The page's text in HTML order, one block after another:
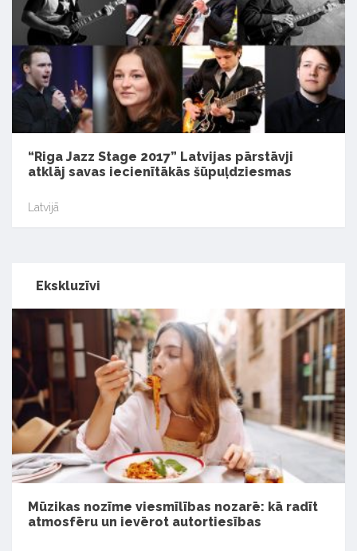
“Riga Jazz Stage 2017” Latvijas pārstāvji
atklāj savas iecienītākās šūpuļdziesmas
Latvijā
Ekskluzīvi
Mūzikas nozīme viesmīlības nozarē: kā radīt
atmosfēru un ievērot autortiesības